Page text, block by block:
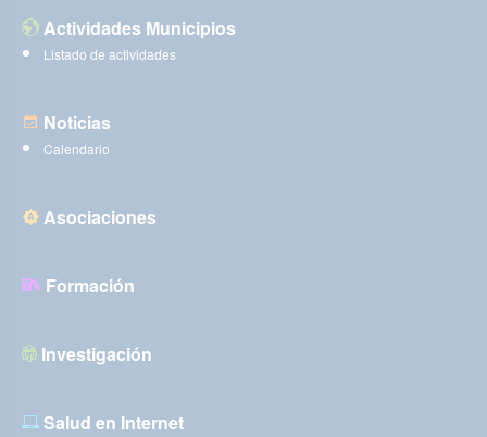
Actividades Municipios
Listado de actividades
Noticias
Calendario
Asociaciones
Formación
Investigación
Salud en Internet